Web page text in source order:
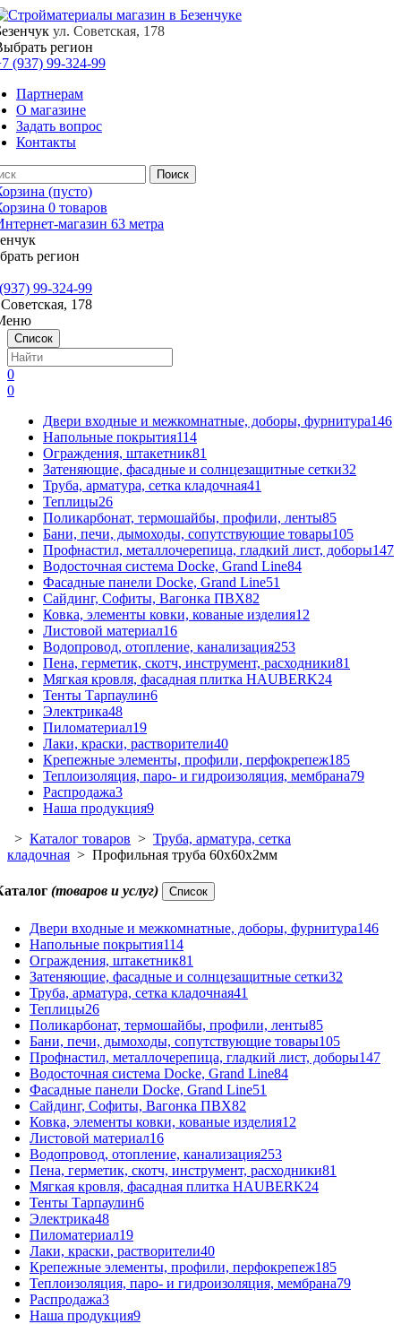
ул. Советская, 178
регион
(937) 99-324-99
Партнерам
О магазине
Задать вопрос
Контакты
(пусто)
0 товаров
регион
99-324-99
178
Список
0
0
Двери входные и межкомнатные, доборы, фурнитура146
Напольные покрытия114
Ограждения, штакетник81
Затеняющие, фасадные и солнцезащитные сетки32
Труба, арматура, сетка кладочная41
Теплицы26
Поликарбонат, термошайбы, профили, ленты85
Бани, печи, дымоходы, сопутствующие товары105
Профнастил, металлочерепица, гладкий лист, доборы147
Водосточная система Docke, Grand Line84
Фасадные панели Docke, Grand Line51
Сайдинг, Софиты, Вагонка ПВХ82
Ковка, элементы ковки, кованые изделия12
Листовой материал16
Водопровод, отопление, канализация253
Пена, герметик, скотч, инструмент, расходники81
Мягкая кровля, фасадная плитка HAUBERK24
Тенты Тарпаулин6
Электрика48
Пиломатериал19
Лаки, краски, растворители40
Крепежные элементы, профили, перфокрепеж185
Теплоизоляция, паро- и гидроизоляция, мембрана79
Распродажа3
Наша продукция9
> Каталог товаров > Труба, арматура, сетка
кладочная > Профильная труба 60х60х2мм
(товаров и услуг) Список
Двери входные и межкомнатные, доборы, фурнитура146
Напольные покрытия114
Ограждения, штакетник81
Затеняющие, фасадные и солнцезащитные сетки32
Труба, арматура, сетка кладочная41
Теплицы26
Поликарбонат, термошайбы, профили, ленты85
Бани, печи, дымоходы, сопутствующие товары105
Профнастил, металлочерепица, гладкий лист, доборы147
Водосточная система Docke, Grand Line84
Фасадные панели Docke, Grand Line51
Сайдинг, Софиты, Вагонка ПВХ82
Ковка, элементы ковки, кованые изделия12
Листовой материал16
Водопровод, отопление, канализация253
Пена, герметик, скотч, инструмент, расходники81
Мягкая кровля, фасадная плитка HAUBERK24
Тенты Тарпаулин6
Электрика48
Пиломатериал19
Лаки, краски, растворители40
Крепежные элементы, профили, перфокрепеж185
Теплоизоляция, паро- и гидроизоляция, мембрана79
Распродажа3
Наша продукция9